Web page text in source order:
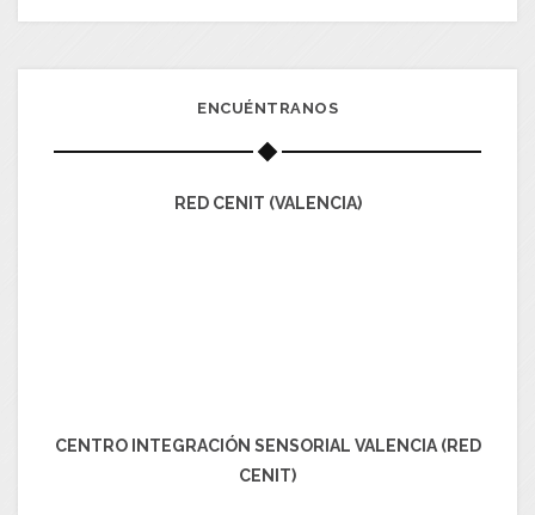
ENCUÉNTRANOS
RED CENIT (VALENCIA)
CENTRO INTEGRACIÓN SENSORIAL VALENCIA (RED
CENIT)